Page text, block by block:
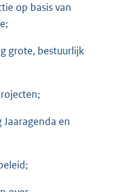
op basis van
grote, bestuurlijk
en